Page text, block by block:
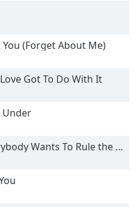
(Forget About Me)
Got To Do With It
Under
Wants To Rule the World